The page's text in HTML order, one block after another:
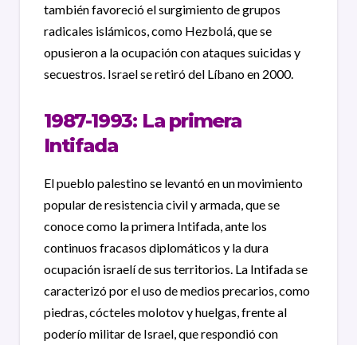
también favoreció el surgimiento de grupos
radicales islámicos, como Hezbolá, que se
opusieron a la ocupación con ataques suicidas y
secuestros. Israel se retiró del Líbano en 2000.
1987-1993: La primera
Intifada
El pueblo palestino se levantó en un movimiento
popular de resistencia civil y armada, que se
conoce como la primera Intifada, ante los
continuos fracasos diplomáticos y la dura
ocupación israelí de sus territorios. La Intifada se
caracterizó por el uso de medios precarios, como
piedras, cócteles molotov y huelgas, frente al
poderío militar de Israel, que respondió con